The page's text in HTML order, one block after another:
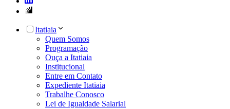
Itatiaia
Quem Somos
Programação
Ouça a Itatiaia
Institucional
Entre em Contato
Expediente Itatiaia
Trabalhe Conosco
Lei de Igualdade Salarial